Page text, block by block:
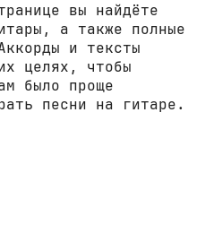
вы найдёте
а также полные
и тексты
целях, чтобы
было проще
песни на гитаре.